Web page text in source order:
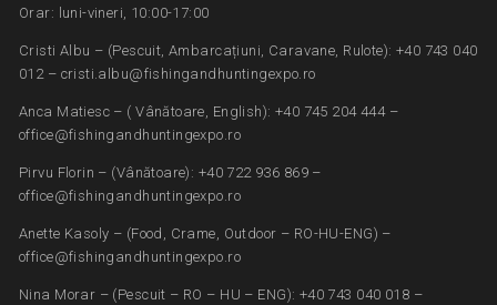
Orar: luni-vineri, 10:00-17:00
Cristi Albu – (Pescuit, Ambarcațiuni, Caravane, Rulote): +40 743 040
012 – cristi.albu@fishingandhuntingexpo.ro
Anca Matiesc – ( Vânătoare, English): +40 745 204 444 –
office@fishingandhuntingexpo.ro
Pirvu Florin – (Vânătoare): +40 722 936 869 –
office@fishingandhuntingexpo.ro
Anette Kasoly – (Food, Crame, Outdoor – RO-HU-ENG) –
office@fishingandhuntingexpo.ro
Nina Morar – (Pescuit – RO – HU – ENG): +40 743 040 018 –